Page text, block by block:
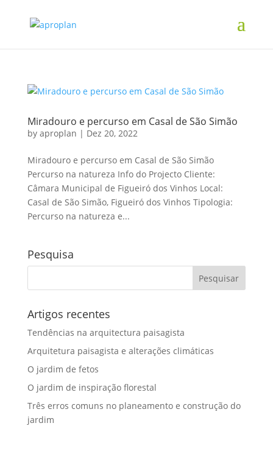
Miradouro e percurso em Casal de São Simão
by aproplan | Dez 20, 2022
Miradouro e percurso em Casal de São Simão
Percurso na natureza Info do Projecto Cliente:
Câmara Municipal de Figueiró dos Vinhos Local:
Casal de São Simão, Figueiró dos Vinhos Tipologia:
Percurso na natureza e...
Pesquisa
Artigos recentes
Tendências na arquitectura paisagista
Arquitetura paisagista e alterações climáticas
O jardim de fetos
O jardim de inspiração florestal
Três erros comuns no planeamento e construção do
jardim